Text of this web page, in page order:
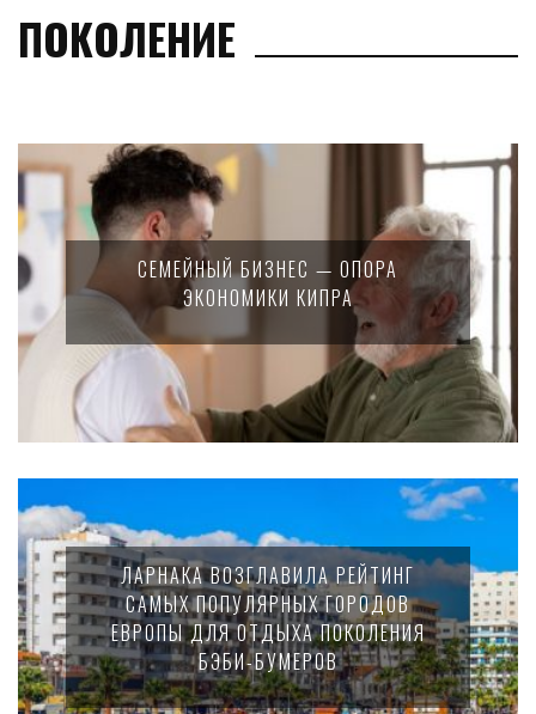
ПОКОЛЕНИЕ
СЕМЕЙНЫЙ БИЗНЕС — ОПОРА
ЭКОНОМИКИ КИПРА
ЛАРНАКА ВОЗГЛАВИЛА РЕЙТИНГ
САМЫХ ПОПУЛЯРНЫХ ГОРОДОВ
ЕВРОПЫ ДЛЯ ОТДЫХА ПОКОЛЕНИЯ
БЭБИ-БУМЕРОВ